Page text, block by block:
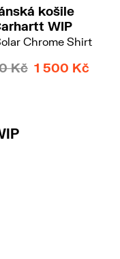
košile
WIP
Chrome Shirt
Kč 1 500 Kč